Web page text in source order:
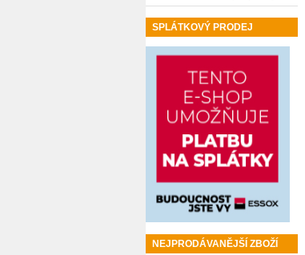
0100253S
plochý klíč vyhnutý 55 mm
SPLÁTKOVÝ PRODEJ
NEJPRODÁVANĚJŠÍ ZBOŽÍ